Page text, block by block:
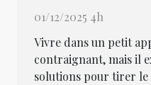
01/12/2025 4h
Vivre dans un petit
contraignant, mais il
solutions pour tirer